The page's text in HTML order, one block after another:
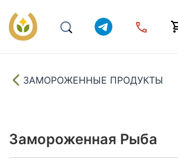
ЗАМОРОЖЕННЫЕ ПРОДУКТЫ
Замороженная Рыба